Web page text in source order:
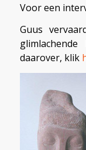
Voor een
Guus
daarover, klik